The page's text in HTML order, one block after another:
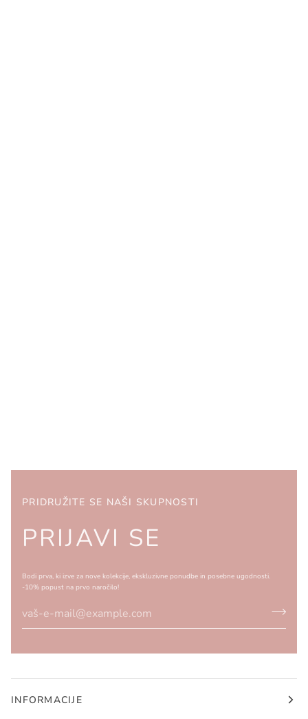
PRIDRUŽITE SE NAŠI SKUPNOSTI
PRIJAVI SE
Bodi prva, ki izve za nove kolekcije, ekskluzivne ponudbe in posebne ugodnosti.
-10% popust na prvo naročilo!
INFORMACIJE